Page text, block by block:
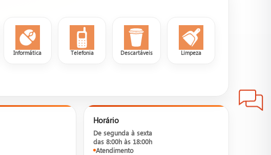
Informática Telefonia Descartáveis Limpeza
Horário
De segunda à sexta
das 8:00h às 18:00h
Atendimento